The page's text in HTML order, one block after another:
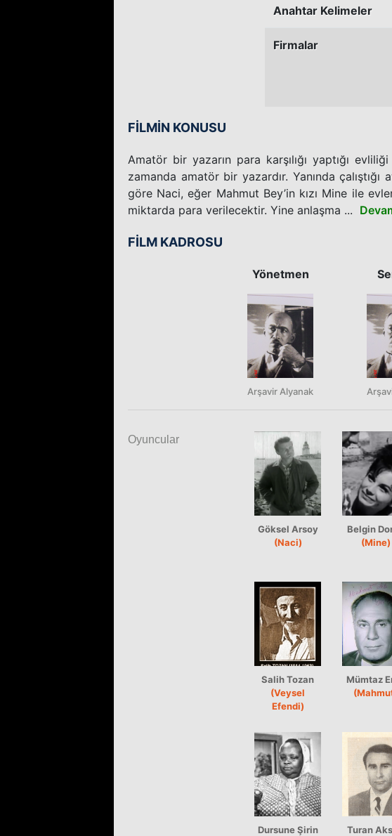
Anahtar Kelimeler
Firmalar
FİLMİN KONUSU
Amatör bir yazarın para karşılığı yaptığı
zamanda amatör bir yazardır. Yanında
göre Naci, eğer Mahmut Bey’in kızı Mine ile
miktarda para verilecektir. Yine anlaşma ...
FİLM KADROSU
Yönetmen
Arşavir Alyanak
Oyuncular
Göksel Arsoy
(Naci)
Belgin
(Mine)
Salih Tozan
(Veysel
Efendi)
Mümtaz
Dursune Şirin
Turan